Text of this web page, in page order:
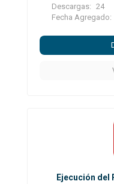
Descargas: 24
Fecha Agregado:
Ejecución del